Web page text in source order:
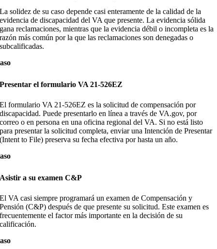
La solidez de su caso depende casi enteramente de la calidad de la
evidencia de discapacidad del VA que presente. La evidencia sólida
gana reclamaciones, mientras que la evidencia débil o incompleta es la
razón más común por la que las reclamaciones son denegadas o
subcalificadas.
Presentar el formulario VA 21-526EZ
El formulario VA 21-526EZ es la solicitud de compensación por
discapacidad. Puede presentarlo en línea a través de VA.gov, por
correo o en persona en una oficina regional del VA. Si no está listo
para presentar la solicitud completa, enviar una Intención de Presentar
(Intent to File) preserva su fecha efectiva por hasta un año.
Asistir a su examen C&P
El VA casi siempre programará un examen de Compensación y
Pensión (C&P) después de que presente su solicitud. Este examen es
frecuentemente el factor más importante en la decisión de su
calificación.